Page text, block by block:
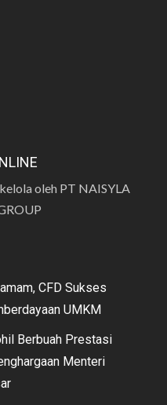
oleh PT NAISYLA
CFD Sukses
UMKM
Berbuah Prestasi
Menteri